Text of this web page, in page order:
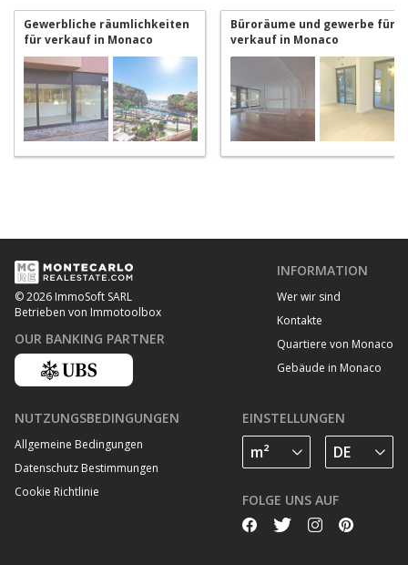
Gewerbliche räumlichkeiten
für verkauf in Monaco
Fontvieille
Büroräume und gewerbe für
verkauf in Monaco
Fontvieille
© 2026 ImmoSoft SARL
Betrieben von Immotoolbox
OUR BANKING PARTNER
INFORMATION
Wer wir sind
Kontakte
Quartiere von Monaco
Gebäude in Monaco
NUTZUNGSBEDINGUNGEN
Allgemeine Bedingungen
Datenschutz Bestimmungen
Cookie Richtlinie
EINSTELLUNGEN
FOLGE UNS AUF